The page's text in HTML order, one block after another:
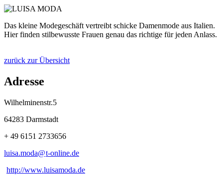
Das kleine Modegeschäft vertreibt schicke Damenmode aus Italien.
Hier finden stilbewusste Frauen genau das richtige für jeden Anlass.
zurück zur Übersicht
Adresse
Wilhelminenstr.5
64283 Darmstadt
+ 49 6151 2733656
luisa.moda@t-online.de
http://www.luisamoda.de